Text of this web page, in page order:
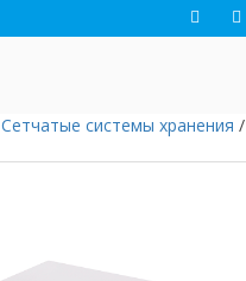
Сетчатые системы хранения /